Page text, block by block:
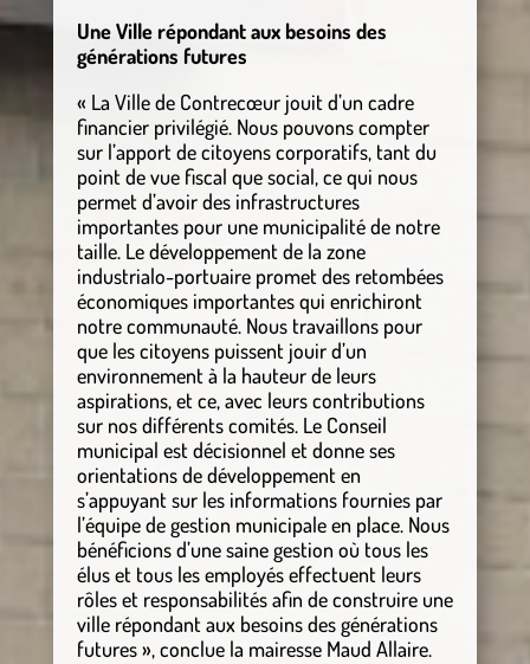
Une Ville répondant aux besoins des
générations futures
« La Ville de Contrecœur jouit d’un cadre
financier privilégié. Nous pouvons compter
sur l’apport de citoyens corporatifs, tant du
point de vue fiscal que social, ce qui nous
permet d’avoir des infrastructures
importantes pour une municipalité de notre
taille. Le développement de la zone
industrialo-portuaire promet des retombées
économiques importantes qui enrichiront
notre communauté. Nous travaillons pour
que les citoyens puissent jouir d’un
environnement à la hauteur de leurs
aspirations, et ce, avec leurs contributions
sur nos différents comités. Le Conseil
municipal est décisionnel et donne ses
orientations de développement en
s’appuyant sur les informations fournies par
l’équipe de gestion municipale en place. Nous
bénéficions d’une saine gestion où tous les
élus et tous les employés effectuent leurs
rôles et responsabilités afin de construire une
ville répondant aux besoins des générations
futures », conclue la mairesse Maud Allaire.